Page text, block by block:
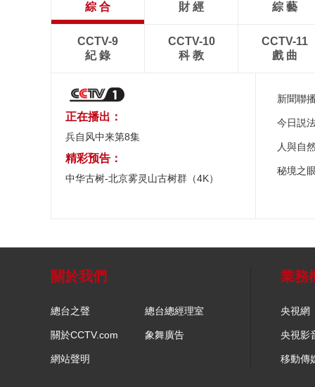
綜 合
財 經
綜 藝
CCTV-9
紀 錄
CCTV-10
科 教
CCTV-11
戲 曲
正在播出：
兵自风中来第8集
精彩预告：
中华古树-北京雾灵山古树群（4K）
新聞聯
今日説
人與自
秘境之
關於我們
總台之聲 總台總經理室
關於CCTV.com 象舞廣告
網站聲明
業務
央視網
央視影
移動傳